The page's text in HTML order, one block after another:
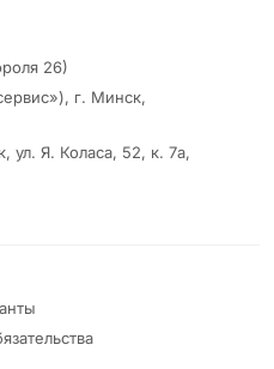
26)
г. Минск,
Я. Коласа, 52, к. 7а,